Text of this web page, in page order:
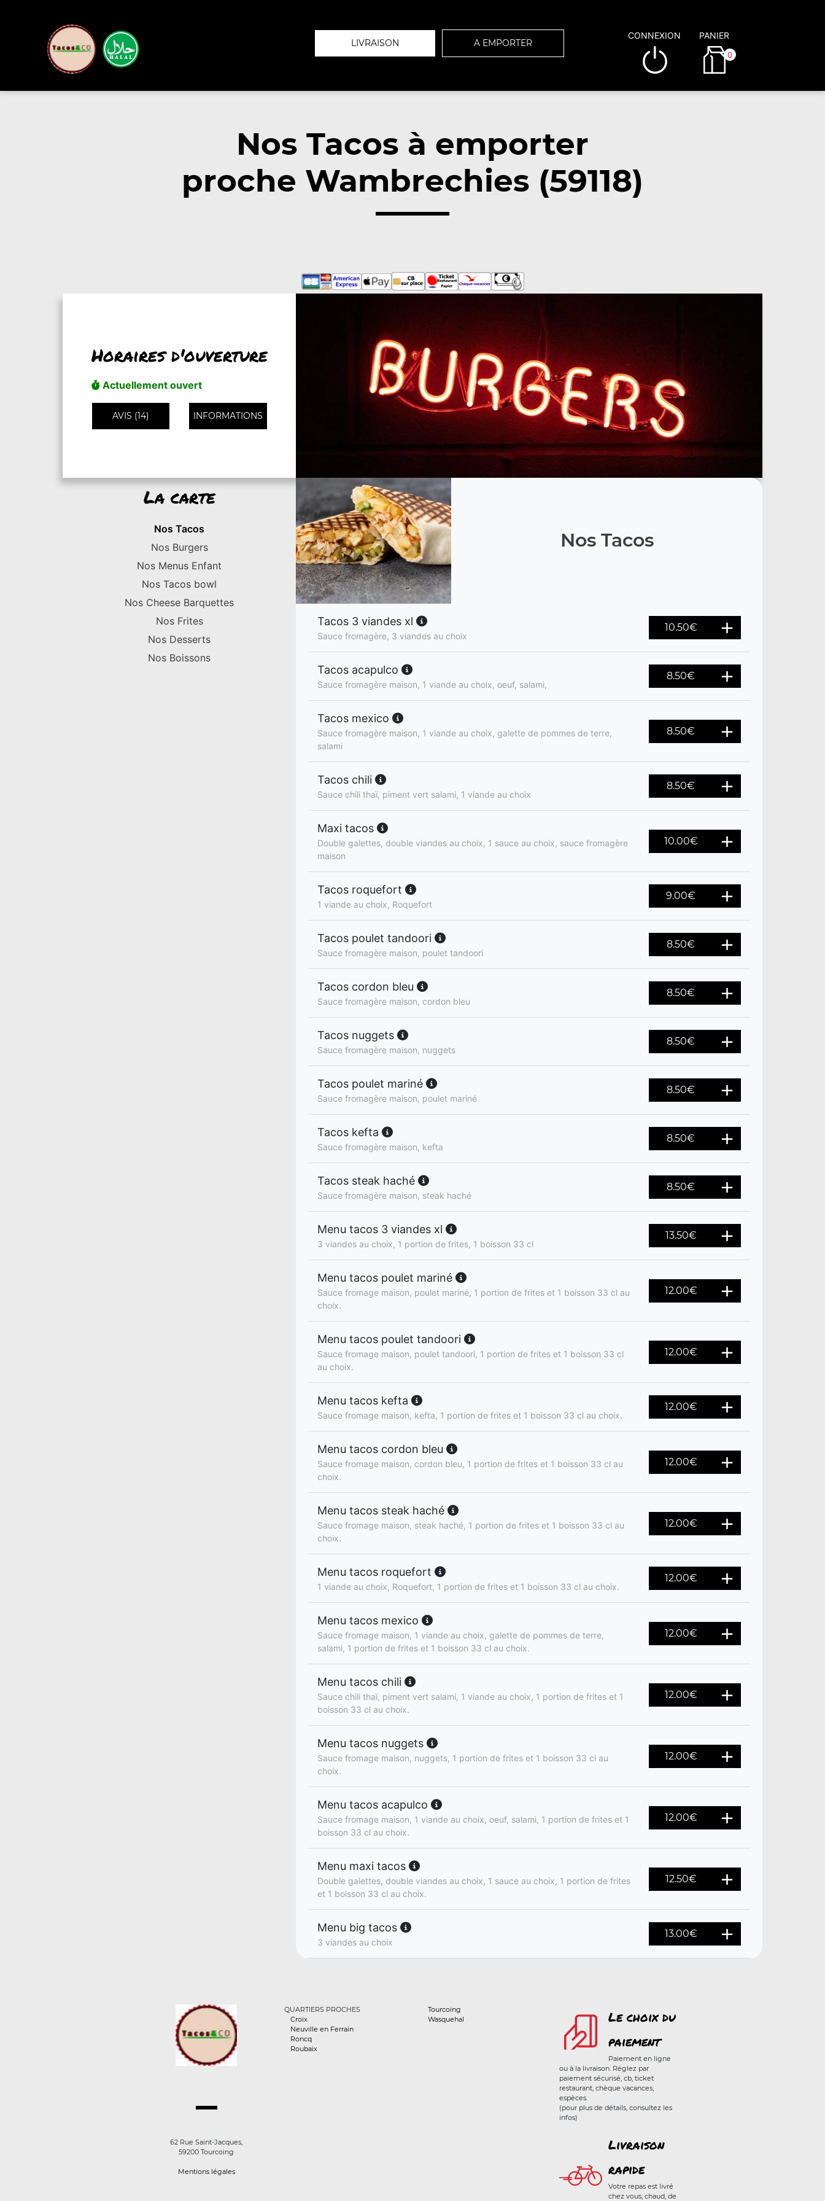
LIVRAISON A EMPORTER
CONNEXION PANIER
0
Nos Tacos à emporter
proche Wambrechies (59118)
Horaires d'ouverture
Actuellement ouvert
AVIS (14) INFORMATIONS
La carte
Nos Tacos
Nos Burgers
Nos Menus Enfant
Nos Tacos bowl
Nos Cheese Barquettes
Nos Frites
Nos Desserts
Nos Boissons
Nos Tacos
Tacos 3 viandes xl
Sauce fromagère, 3 viandes au choix
10.50€
Tacos acapulco
Sauce fromagère maison, 1 viande au choix, oeuf, salami,
8.50€
Tacos mexico
Sauce fromagère maison, 1 viande au choix, galette de pommes de terre,
salami
8.50€
Tacos chili
Sauce chili thaï, piment vert salami, 1 viande au choix
8.50€
Maxi tacos
Double galettes, double viandes au choix, 1 sauce au choix, sauce fromagère
maison
10.00€
Tacos roquefort
1 viande au choix, Roquefort
9.00€
Tacos poulet tandoori
Sauce fromagère maison, poulet tandoori
8.50€
Tacos cordon bleu
Sauce fromagère maison, cordon bleu
8.50€
Tacos nuggets
Sauce fromagère maison, nuggets
8.50€
Tacos poulet mariné
Sauce fromagère maison, poulet mariné
8.50€
Tacos kefta
Sauce fromagère maison, kefta
8.50€
Tacos steak haché
Sauce fromagère maison, steak haché
8.50€
Menu tacos 3 viandes xl
3 viandes au choix, 1 portion de frites, 1 boisson 33 cl
13.50€
Menu tacos poulet mariné
Sauce fromage maison, poulet mariné, 1 portion de frites et 1 boisson 33 cl au
choix.
12.00€
Menu tacos poulet tandoori
Sauce fromage maison, poulet tandoori, 1 portion de frites et 1 boisson 33 cl
au choix.
12.00€
Menu tacos kefta
Sauce fromage maison, kefta, 1 portion de frites et 1 boisson 33 cl au choix.
12.00€
Menu tacos cordon bleu
Sauce fromage maison, cordon bleu, 1 portion de frites et 1 boisson 33 cl au
choix.
12.00€
Menu tacos steak haché
Sauce fromage maison, steak haché, 1 portion de frites et 1 boisson 33 cl au
choix.
12.00€
Menu tacos roquefort
1 viande au choix, Roquefort, 1 portion de frites et 1 boisson 33 cl au choix.
12.00€
Menu tacos mexico
Sauce fromage maison, 1 viande au choix, galette de pommes de terre,
salami, 1 portion de frites et 1 boisson 33 cl au choix.
12.00€
Menu tacos chili
Sauce chili thaï, piment vert salami, 1 viande au choix, 1 portion de frites et 1
boisson 33 cl au choix.
12.00€
Menu tacos nuggets
Sauce fromage maison, nuggets, 1 portion de frites et 1 boisson 33 cl au
choix.
12.00€
Menu tacos acapulco
Sauce fromage maison, 1 viande au choix, oeuf, salami, 1 portion de frites et 1
boisson 33 cl au choix.
12.00€
Menu maxi tacos
Double galettes, double viandes au choix, 1 sauce au choix, 1 portion de frites
et 1 boisson 33 cl au choix.
12.50€
Menu big tacos
3 viandes au choix
13.00€
62 Rue Saint-Jacques,
59200 Tourcoing
Mentions légales
QUARTIERS PROCHES
Croix
Neuville en Ferrain
Roncq
Roubaix
Tourcoing
Wasquehal
Le choix du
paiement
Paiement en ligne
ou à la livraison. Réglez par
paiement sécurisé, cb, ticket
restaurant, chèque vacances,
espèces.
(pour plus de détails, consultez les
infos)
Livraison
rapide
Votre repas est livré
chez vous, chaud, de